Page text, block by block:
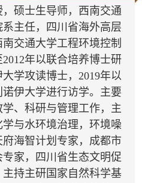
硕士生导师，西南交通
主任，四川省海外高层
交通大学工程环境控制
年以联合培养博士研
学攻读博士，2019年以
伊大学进行访学。主要
、科研与管理工作，主
与水环境治理，环境噪
海智计划专家，成都市
家，四川省生态文明促
持主研国家自然科学基